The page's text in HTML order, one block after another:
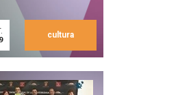
cultura